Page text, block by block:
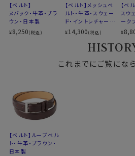
【ベルト】
ヌバック・牛革・ブラ
ウン・日本製
¥8,250(税込)
【ベルト】メッシュベ
ルト・牛革・スウェー
ド・イントレチャー
ト・ダークブラウン・
日本製
¥14,300(税込)
【ベル
スウ
ーク
製
¥
これまでにご覧にな
【ベルト】ループベル
ト・牛革・ブラウン・
日本製